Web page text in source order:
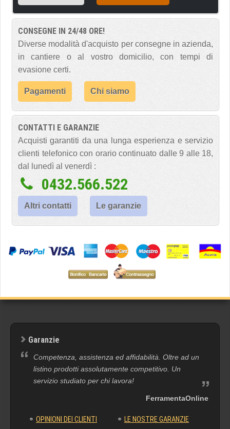
CONSEGNE IN 24/48 ORE!
Diverse modalità d'acquisto per consegne in azienda,
in cantiere o al vostro domicilio, con tempi di
evasione certi.
Pagamenti Chi siamo
CONTATTI E GARANZIE
Acquisti garantiti da una lunga esperienza e servizio
clienti telefonico con orario continuato dalle 9 alle 18,
dal lunedì al venerdì :
0432.566.522
Altri contatti Le garanzie
Garanzie
Competenza, assistenza ed affidabilità. Oltre ad un
listino prodotti assolutamente competitivo. Un
servizio studiato per chi lavora!
FerramentaOnline
OPINIONI DEI CLIENTI LE NOSTRE GARANZIE